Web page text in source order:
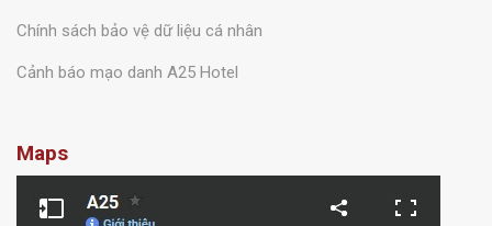
Chính sách bảo vệ dữ liệu cá nhân
Cảnh báo mạo danh A25 Hotel
Maps